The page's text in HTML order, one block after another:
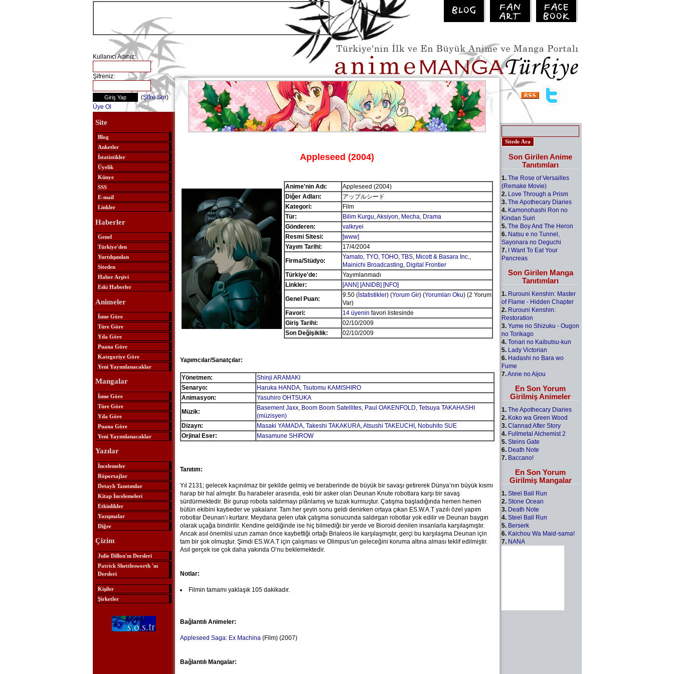
Kullanıcı Adınız:
Şifreniz:
(Şifre Sor)
Üye Ol
Site
Blog
Anketler
İstatistikler
Üyelik
Künye
SSS
E-mail
Linkler
Haberler
Genel
Türkiye'den
Yurtdışından
Siteden
Haber Arşivi
Eski Haberler
Animeler
İsme Göre
Türe Göre
Yıla Göre
Puana Göre
Kategoriye Göre
Yeni Yayımlanacaklar
Mangalar
İsme Göre
Türe Göre
Yıla Göre
Puana Göre
Yeni Yayımlanacaklar
Yazılar
İncelemeler
Röportajlar
Detaylı Tanıtımlar
Kitap İncelemeleri
Etkinlikler
Yazışmalar
Diğer
Çizim
Julie Dillon'ın Dersleri
Patrick Shettlesworth 'ın
Dersleri
Kişiler
Şirketler
Appleseed (2004)
Anime'nin Adı:
Appleseed (2004)
Diğer Adları:
アップルシード
Kategori:
Film
Tür:
Bilim Kurgu,Aksiyon, Mecha, Drama
Gönderen:
valkryei
Resmi Sitesi:
[www]
Yayım Tarihi:
17/4/2004
Firma/Stüdyo:
Yamato, TYO, TOHO, TBS, Micott & Basara Inc.,
Mainichi Broadcasting, Digital Frontier
Türkiye'de:
Yayımlanmadı
Linkler:
[ANN] [ANIDB] [NFO]
Genel Puan:
9.50 (İstatistikler) (Yorum Gir) (Yorumları Oku) (2 Yorum
Var)
Favori:
14 üyenin favori listesinde
Giriş Tarihi:
02/10/2009
Son Değişiklik:
02/10/2009
Yapımcılar/Sanatçılar:
Yönetmen:
Shinji ARAMAKI
Senaryo:
Haruka HANDA, Tsutomu KAMISHIRO
Animasyon:
Yasuhiro OHTSUKA
Müzik:
Basement Jaxx, Boom Boom Satellites, Paul OAKENFOLD, Tetsuya TAKAHASHI
(müzisyen)
Dizayn:
Masaki YAMADA, Takeshi TAKAKURA,Atsushi TAKEUCHI , Nobuhito SUE
Orjinal Eser:
Masamune SHIROW
Tanıtım:
Yıl 2131; gelecek kaçınılmaz bir şekilde gelmiş ve beraberinde de büyük bir savaşı getirerek Dünya’nın büyük kısmı
harap bir hal almıştır. Bu harabeler arasında, eski bir asker olan Deunan Knute robotlara karşı bir savaş
sürdürmektedir. Bir gurup robota saldırmayı plânlamış ve tuzak kurmuştur. Çatışma başladığında hemen hemen
bütün ekibini kaybeder ve yakalanır. Tam her şeyin sonu geldi denirken ortaya çıkan ES.W.A.T yazılı özel yapım
robotlar Deunan’ı kurtarır. Meydana gelen ufak çatışma sonucunda saldırgan robotlar yok edilir ve Deunan baygın
olarak uçağa bindirilir. Kendine geldiğinde ise hiç bilmediği bir yerde ve Bioroid denilen insanlarla karşılaşmıştır.
Ancak asıl önemlisi uzun zaman önce kaybettiği ortağı Brialeos ile karşılaşmıştır, gerçi bu karşılaşma Deunan için
tam bir şok olmuştur. Şimdi ES.W.A.T için çalışması ve Olimpus’un geleceğini koruma altına alması teklif edilmiştir.
Asıl gerçek ise çok daha yakında O’nu beklemektedir.
Notlar:
Filmin tamamı yaklaşık 105 dakikadır.
Bağlantılı Animeler:
Appleseed Saga: Ex Machina(Film) (2007)
Bağlantılı Mangalar:
Son Girilen Anime
Tanıtımları
1. The Rose of Versailles
(Remake Movie)
2. Love Through a Prism
3. The Apothecary Diaries
4. Kamonohashi Ron no
Kindan Suiri
5. The Boy And The Heron
6. Natsu e no Tunnel,
Sayonara no Deguchi
7. I Want To Eat Your
Pancreas
Son Girilen Manga
Tanıtımları
1. Rurouni Kenshin: Master
of Flame - Hidden Chapter
2. Rurouni Kenshin:
Restoration
3. Yume no Shizuku - Ougon
no Torikago
4. Tonari no Kaibutsu-kun
5. Lady Victorian
6. Hadashi no Bara wo
Fume
7.Anne no Aijou
En Son Yorum
Girilmiş Animeler
1. The Apothecary Diaries
2. Koko wa Green Wood
3. Clannad After Story
4. Fullmetal Alchemist 2
5. Steins Gate
6. Death Note
7. Baccano!
En Son Yorum
Girilmiş Mangalar
1. Steel Ball Run
2. Stone Ocean
3. Death Note
4. Steel Ball Run
5. Berserk
6. Kaichou Wa Maid-sama!
7. NANA